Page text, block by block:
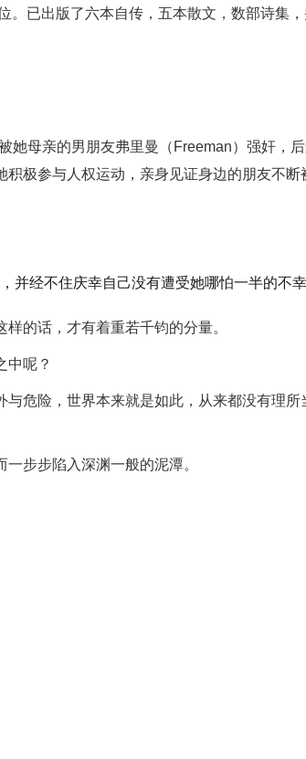
。已出版了六本自传，五本散文，数部诗集
她母亲的男朋友弗里曼（Freeman）强奸，
极参与人权运动，亲身见证身边的朋友不断
并经不住庆幸自己没有遭受她哪怕一半的不
的话，才有着重若千钧的分量。
中呢？
危险，世界本来就是如此，从来都没有理所
步步陷入深渊一般的泥潭。